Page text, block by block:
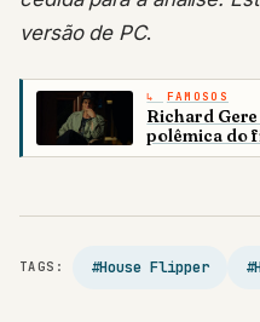
versão de PC.
FAMOSOS
Richard
polêmica do
TAGS: #House Flipper